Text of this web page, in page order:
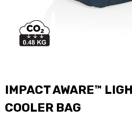
IMPACT AWARE™
COOLER BAG